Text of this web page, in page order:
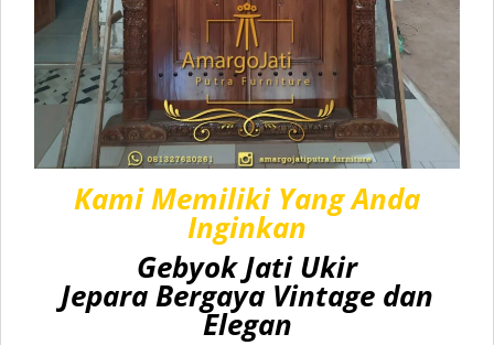
Kami Memiliki Yang Anda
Inginkan
Gebyok Jati Ukir
JeparaBergaya Vintage dan
Elegan